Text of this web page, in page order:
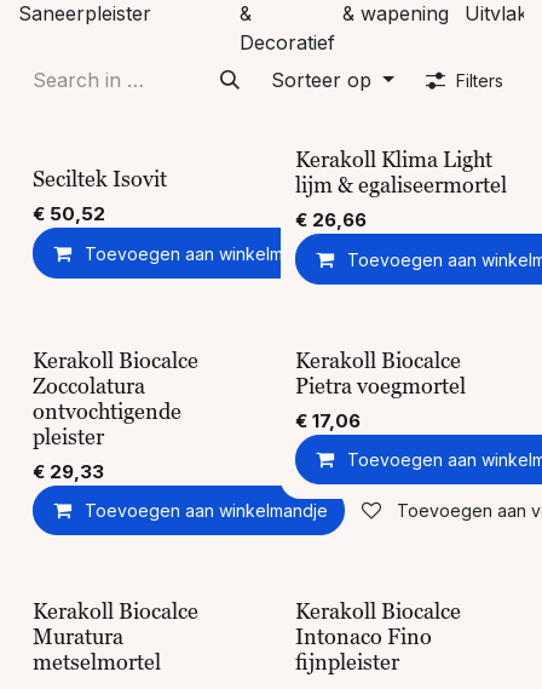
Saneerpleister
&
Decoratief
& wapening
Sorteer op Filters
Seciltek Isovit
€ 50,52
Toevoegen aan winkelmandje Toevoegen aan
Kerakoll Klima Light
lijm & egaliseermortel
€ 26,66
Toevoegen aan
Kerakoll Biocalce
Zoccolatura
ontvochtigende
pleister
€ 29,33
Toevoegen aan winkelmandje Toevoegen aan
Kerakoll Biocalce
Pietra voegmortel
€ 17,06
Toevoegen aan
Kerakoll Biocalce
Muratura
metselmortel
Kerakoll Biocalce
Intonaco Fino
fijnpleister